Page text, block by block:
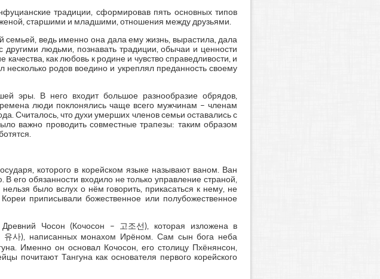
традиции, сформировав пять основных типов
старшими и младшими, отношения между друзьями.
семьей, ведь именно она дала ему жизнь, вырастила, дала
другими людьми, познавать традиции, обычаи и ценности
как любовь к родине и чувство справедливости, и
несколько родов воедино и укреплял преданность своему
эры. В него входит большое разнообразие обрядов,
люди поклонялись чаще всего мужчинам – членам
Считалось, что духи умерших членов семьи оставались с
важно проводить совместные трапезы: таким образом
которого в корейском языке называют ваном. Ван
его обязанности входило не только управление страной,
было вслух о нём говорить, прикасаться к нему, не
приписывали божественное или полубожественное
Чосон (Кочосон – 고조선), которая изложена в
유사), написанных монахом Ирёном. Сам сын бога неба
Именно он основал Кочосон, его столицу Пхёнянсон,
почитают Тангуна как основателя первого корейского